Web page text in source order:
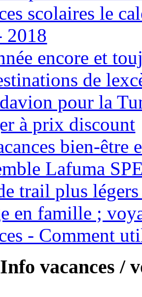
scolaires le
2018
encore et
de
pour la
à prix discount
bien-être
Lafuma
trail plus
en famille ;
- Comment
vacances /